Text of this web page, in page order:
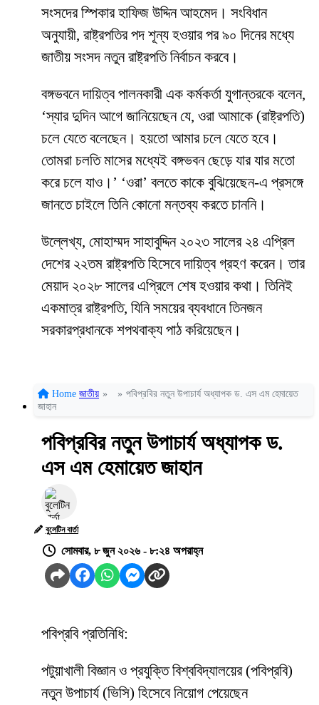
সংসদের স্পিকার হাফিজ উদ্দিন আহমেদ। সংবিধান
অনুযায়ী, রাষ্ট্রপতির পদ শূন্য হওয়ার পর ৯০ দিনের মধ্যে
জাতীয় সংসদ নতুন রাষ্ট্রপতি নির্বাচন করবে।
বঙ্গভবনে দায়িত্ব পালনকারী এক কর্মকর্তা যুগান্তরকে বলেন,
‘স্যার দুদিন আগে জানিয়েছেন যে, ওরা আমাকে (রাষ্ট্রপতি)
চলে যেতে বলেছেন। হয়তো আমার চলে যেতে হবে।
তোমরা চলতি মাসের মধ্যেই বঙ্গভবন ছেড়ে যার যার মতো
করে চলে যাও।’ ‘ওরা’ বলতে কাকে বুঝিয়েছেন-এ প্রসঙ্গে
জানতে চাইলে তিনি কোনো মন্তব্য করতে চাননি।
উল্লেখ্য, মোহাম্মদ সাহাবুদ্দিন ২০২৩ সালের ২৪ এপ্রিল
দেশের ২২তম রাষ্ট্রপতি হিসেবে দায়িত্ব গ্রহণ করেন। তার
মেয়াদ ২০২৮ সালের এপ্রিলে শেষ হওয়ার কথা। তিনিই
একমাত্র রাষ্ট্রপতি, যিনি সময়ের ব্যবধানে তিনজন
সরকারপ্রধানকে শপথবাক্য পাঠ করিয়েছেন।
Home জাতীয় » » পবিপ্রবির নতুন উপাচার্য অধ্যাপক ড. এস এম হেমায়েত
জাহান
পবিপ্রবির নতুন উপাচার্য অধ্যাপক ড.
এস এম হেমায়েত জাহান
বুলেটিন বার্তা
সোমবার, ৮ জুন ২০২৬ - ৮:২৪ অপরাহ্ন
পবিপ্রবি প্রতিনিধি:
পটুয়াখালী বিজ্ঞান ও প্রযুক্তি বিশ্ববিদ্যালয়ের (পবিপ্রবি)
নতুন উপাচার্য (ভিসি) হিসেবে নিয়োগ পেয়েছেন